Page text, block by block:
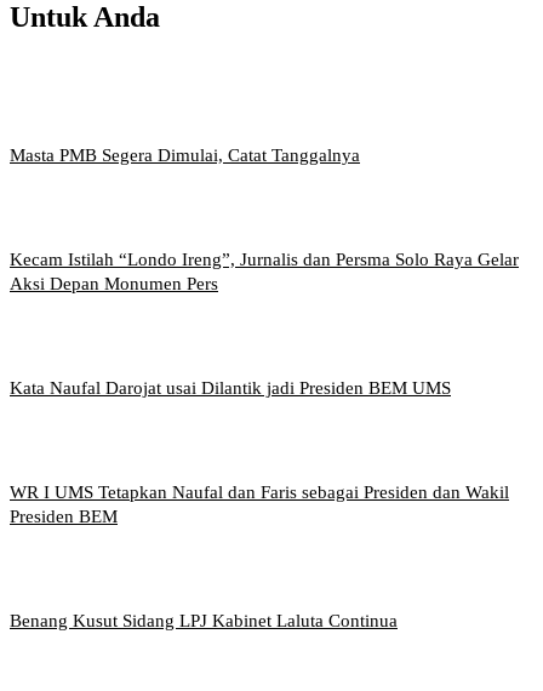
Untuk Anda
Masta PMB Segera Dimulai, Catat Tanggalnya
Kecam Istilah “Londo Ireng”, Jurnalis dan Persma Solo Raya Gelar
Aksi Depan Monumen Pers
Kata Naufal Darojat usai Dilantik jadi Presiden BEM UMS
WR I UMS Tetapkan Naufal dan Faris sebagai Presiden dan Wakil
Presiden BEM
Benang Kusut Sidang LPJ Kabinet Laluta Continua